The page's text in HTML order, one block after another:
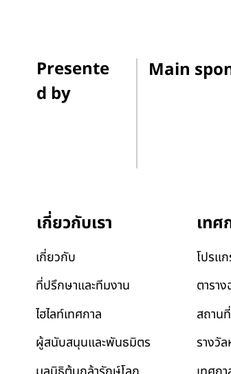
Presente
d by
Main
เกี่ยวกับเรา
เกี่ยวกับ
ที่ปรึกษาและทีมงาน
ไฮไลท์เทศกาล
ผู้สนับสนุนและพันธมิตร
เทศ
โปรแ
ตารา
สถานที่
รางวั